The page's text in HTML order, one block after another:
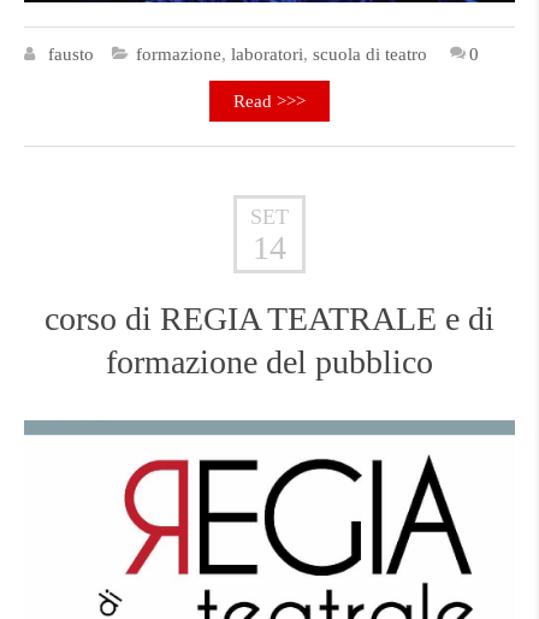
fausto formazione, laboratori, scuola di teatro 0
Read >>>
SET
14
corso di REGIA TEATRALE e di
formazione del pubblico